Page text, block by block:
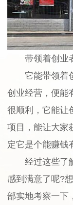
带领着创业
它能带领着创
创业经营，便能
很顺利，它能让
项目，能让大家
定它是个能赚钱
经过这些了解
感到满意了呢?
部实地考察一下